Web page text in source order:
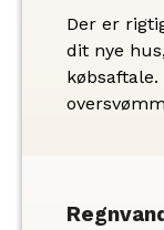
Der er
dit nye